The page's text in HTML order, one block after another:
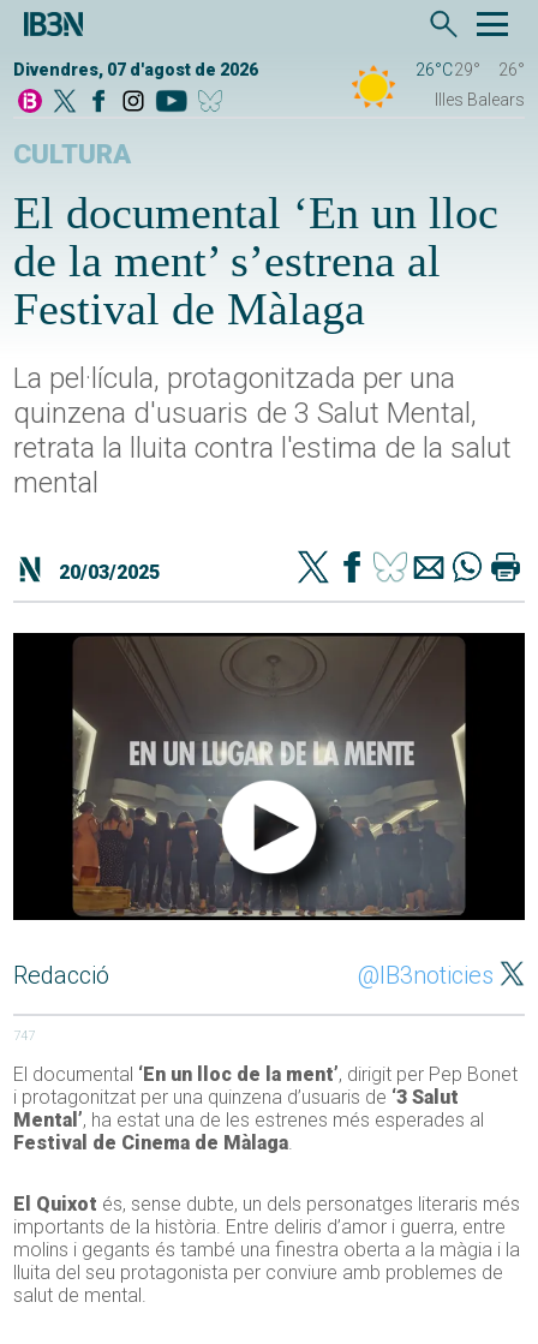
Divendres, 07 d'agost de 2026 26°C29°
26°
Illes Balears
CULTURA
El documental ‘En un lloc
de la ment’ s’estrena al
Festival de Màlaga
La pel·lícula, protagonitzada per una
quinzena d'usuaris de 3 Salut Mental,
retrata la lluita contra l'estima de la salut
mental
20/03/2025
Redacció @IB3noticies
747
El documental ‘En un lloc de la ment’, dirigit per Pep Bonet
i protagonitzat per una quinzena d’usuaris de ‘3 Salut
Mental’, ha estat una de les estrenes més esperades al
Festival de Cinema de Màlaga.
El Quixot és, sense dubte, un dels personatges literaris més
importants de la història. Entre deliris d’amor i guerra, entre
molins i gegants és també una finestra oberta a la màgia i la
lluita del seu protagonista per conviure amb problemes de
salut de mental.